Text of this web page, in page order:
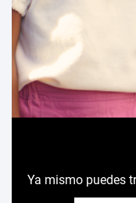
Ya mismo puedes